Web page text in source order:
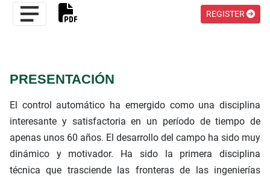
REGISTER
PRESENTACIÓN
El control automático ha emergido como una disciplina
interesante y satisfactoria en un período de tiempo de
apenas unos 60 años. El desarrollo del campo ha sido muy
dinámico y motivador. Ha sido la primera disciplina
técnica que trasciende las fronteras de las ingenierías